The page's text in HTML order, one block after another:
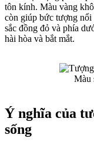
tôn kính. Màu vàng
còn giúp bức tượng
sắc đồng đỏ và phía
hài hòa và bắt mắt.
Màu
Ý nghĩa của
sống